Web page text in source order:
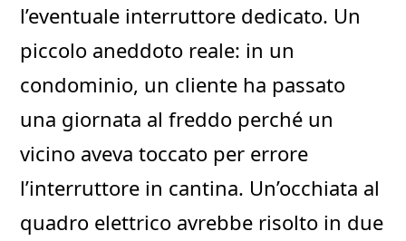
l’eventuale interruttore dedicato. Un
piccolo aneddoto reale: in un
condominio, un cliente ha passato
una giornata al freddo perché un
vicino aveva toccato per errore
l’interruttore in cantina. Un’occhiata al
quadro elettrico avrebbe risolto in due